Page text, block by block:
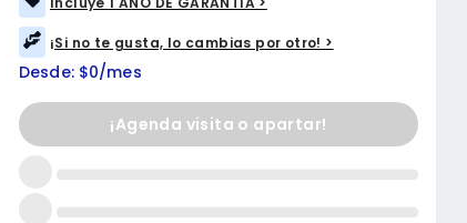
¡Si no te gusta, lo cambias por otro! >
Desde: $0/mes
¡Agenda visita o apartar!